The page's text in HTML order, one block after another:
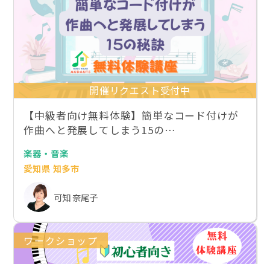
開催リクエスト受付中
【中級者向け無料体験】簡単なコード付けが
作曲へと発展してしまう15の…
楽器・音楽
愛知県 知多市
可知 奈尾子
ワークショップ